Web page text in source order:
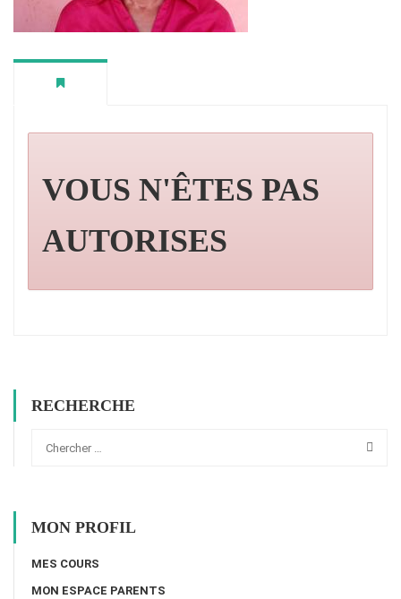
VOUS N'ÊTES PAS
AUTORISES
RECHERCHE
MON PROFIL
MES COURS
MON ESPACE PARENTS